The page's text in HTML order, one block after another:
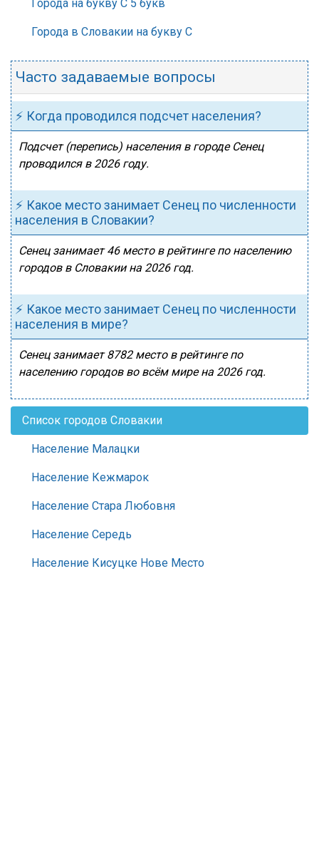
Города на букву С 5 букв
Города в Словакии на букву С
Часто задаваемые вопросы
⚡ Когда проводился подсчет населения?
Подсчет (перепись) населения в городе Сенец
проводился в 2026 году.
⚡ Какое место занимает Сенец по численности
населения в Словакии?
Сенец занимает 46 место в рейтинге по населению
городов в Словакии на 2026 год.
⚡ Какое место занимает Сенец по численности
населения в мире?
Сенец занимает 8782 место в рейтинге по
населению городов во всём мире на 2026 год.
Список городов Словакии
Население Малацки
Население Кежмарок
Население Стара Любовня
Население Середь
Население Кисуцке Нове Место